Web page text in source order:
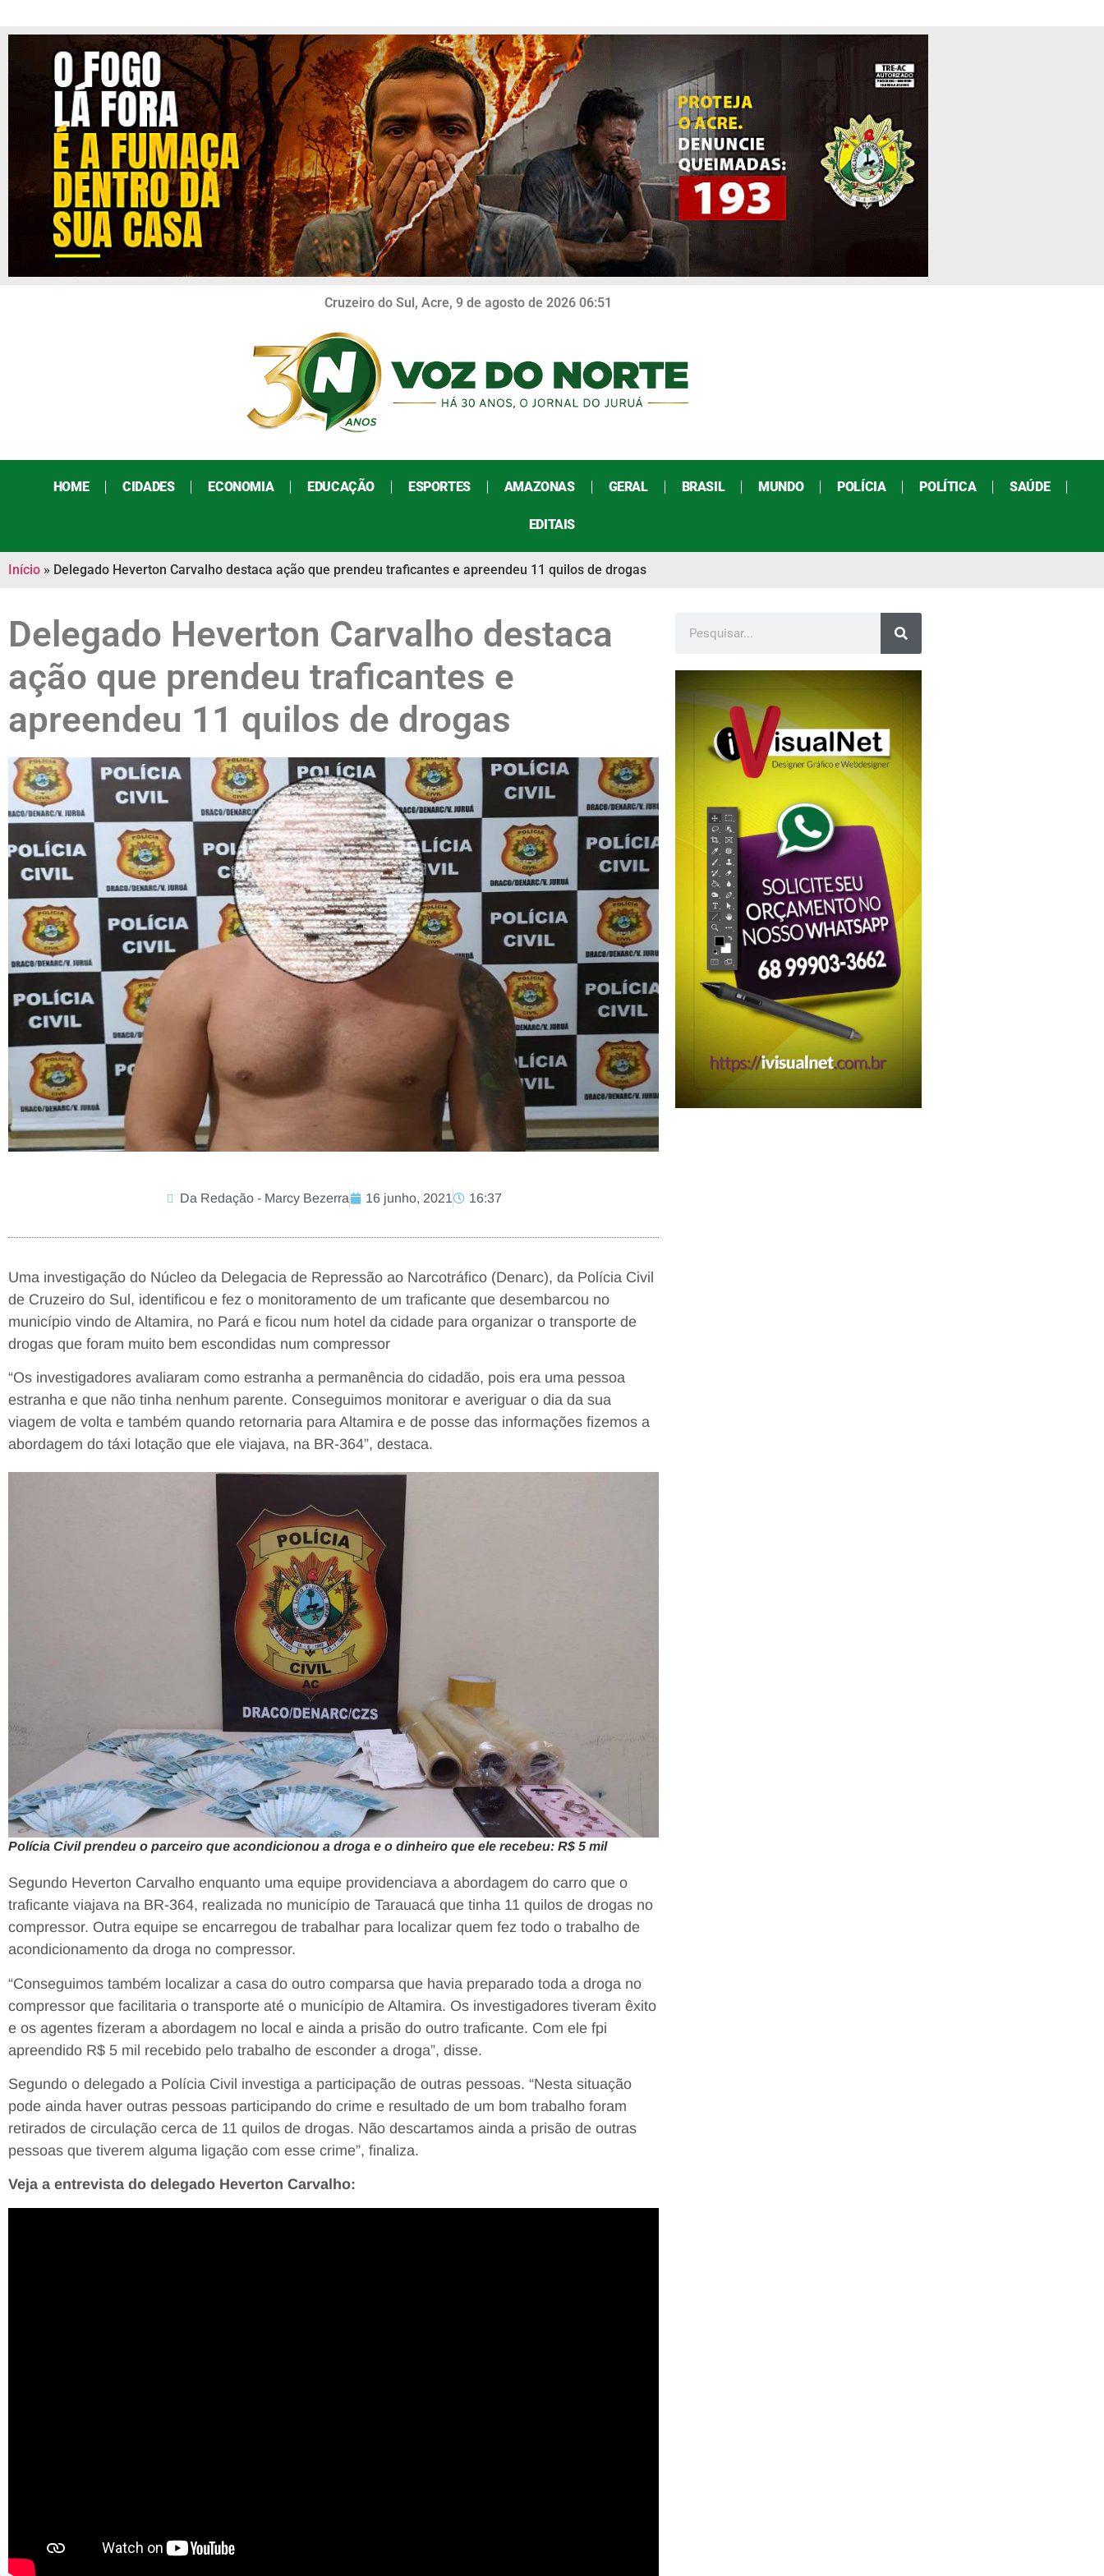
Cruzeiro do Sul, Acre, 9 de agosto de 2026 06:51
HOME CIDADES ECONOMIA EDUCAÇÃO ESPORTES AMAZONAS GERAL BRASIL MUNDO POLÍCIA POLÍTICA SAÚDE
EDITAIS
Início » Delegado Heverton Carvalho destaca ação que prendeu traficantes e apreendeu 11 quilos de drogas
Delegado Heverton Carvalho destaca
ação que prendeu traficantes e
apreendeu 11 quilos de drogas
Da Redação - Marcy Bezerra 16 junho, 2021 16:37
Uma investigação do Núcleo da Delegacia de Repressão ao Narcotráfico (Denarc), da Polícia Civil
de Cruzeiro do Sul, identificou e fez o monitoramento de um traficante que desembarcou no
município vindo de Altamira, no Pará e ficou num hotel da cidade para organizar o transporte de
drogas que foram muito bem escondidas num compressor
“Os investigadores avaliaram como estranha a permanência do cidadão, pois era uma pessoa
estranha e que não tinha nenhum parente. Conseguimos monitorar e averiguar o dia da sua
viagem de volta e também quando retornaria para Altamira e de posse das informações fizemos a
abordagem do táxi lotação que ele viajava, na BR-364”, destaca.
Polícia Civil prendeu o parceiro que acondicionou a droga e o dinheiro que ele recebeu: R$ 5 mil
Segundo Heverton Carvalho enquanto uma equipe providenciava a abordagem do carro que o
traficante viajava na BR-364, realizada no município de Tarauacá que tinha 11 quilos de drogas no
compressor. Outra equipe se encarregou de trabalhar para localizar quem fez todo o trabalho de
acondicionamento da droga no compressor.
“Conseguimos também localizar a casa do outro comparsa que havia preparado toda a droga no
compressor que facilitaria o transporte até o município de Altamira. Os investigadores tiveram êxito
e os agentes fizeram a abordagem no local e ainda a prisão do outro traficante. Com ele fpi
apreendido R$ 5 mil recebido pelo trabalho de esconder a droga”, disse.
Segundo o delegado a Polícia Civil investiga a participação de outras pessoas. “Nesta situação
pode ainda haver outras pessoas participando do crime e resultado de um bom trabalho foram
retirados de circulação cerca de 11 quilos de drogas. Não descartamos ainda a prisão de outras
pessoas que tiverem alguma ligação com esse crime”, finaliza.
Veja a entrevista do delegado Heverton Carvalho: